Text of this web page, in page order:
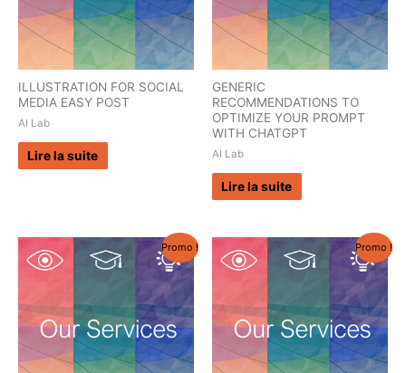
ILLUSTRATION FOR SOCIAL
MEDIA EASY POST
AI Lab
Lire la suite
GENERIC
RECOMMENDATIONS TO
OPTIMIZE YOUR PROMPT
WITH CHATGPT
AI Lab
Lire la suite
Promo ! Promo !